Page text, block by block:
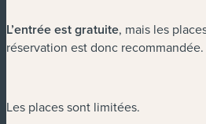
L’entrée est gratuite, mais les
réservation est donc recommandée.
Les places sont limitées.